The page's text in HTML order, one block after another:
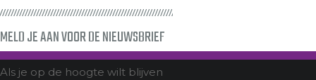
MELD JE AAN VOOR DE NIEUWSBRIEF
Als je op de hoogte wilt blijven